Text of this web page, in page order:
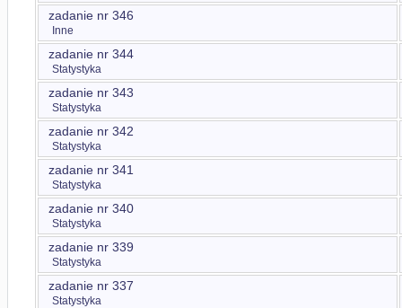
zadanie nr 346
Inne
zadanie nr 344
Statystyka
zadanie nr 343
Statystyka
zadanie nr 342
Statystyka
zadanie nr 341
Statystyka
zadanie nr 340
Statystyka
zadanie nr 339
Statystyka
zadanie nr 337
Statystyka